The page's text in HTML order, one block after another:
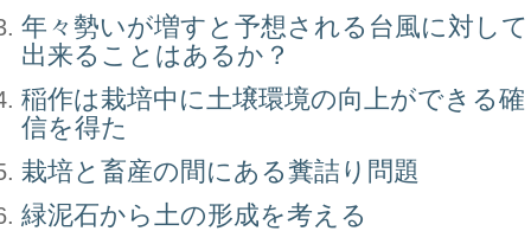
年々勢いが増すと予想される台風に対して
出来ることはあるか？
稲作は栽培中に土壌環境の向上ができる確
信を得た
栽培と畜産の間にある糞詰り問題
緑泥石から土の形成を考える